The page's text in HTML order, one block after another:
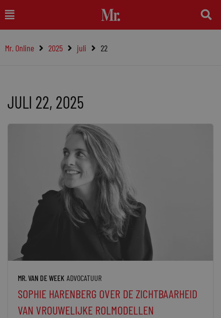
naar
inhoud
Main
Menu
Mr. Online 2025 juli 22
JULI 22, 2025
MR. VAN DE WEEK ADVOCATUUR
SOPHIE HARENBERG OVER DE ZICHTBAARHEID
VAN VROUWELIJKE ROLMODELLEN